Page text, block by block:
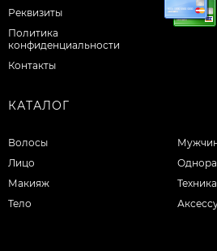
Реквизиты
Политика
конфиденциальности
Контакты
КАТАЛОГ
Волосы
Лицо
Макияж
Тело
Техника